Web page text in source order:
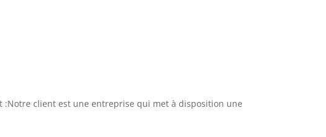
:Notre client est une entreprise qui met à disposition une